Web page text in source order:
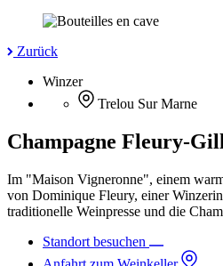
Zurück
Winzer
Trelou Sur Marne
Champagne Fleury-
Im "Maison Vigneronne", einem
von Dominique Fleury, einer
traditionelle Weinpresse und die
Standort besuchen